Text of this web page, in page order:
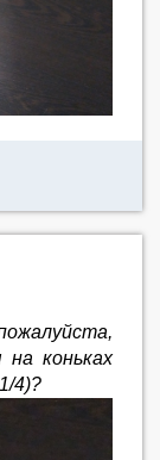
на коньках
4)?